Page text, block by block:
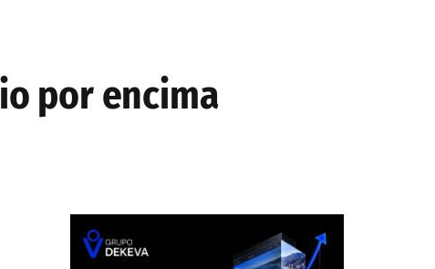
por encima